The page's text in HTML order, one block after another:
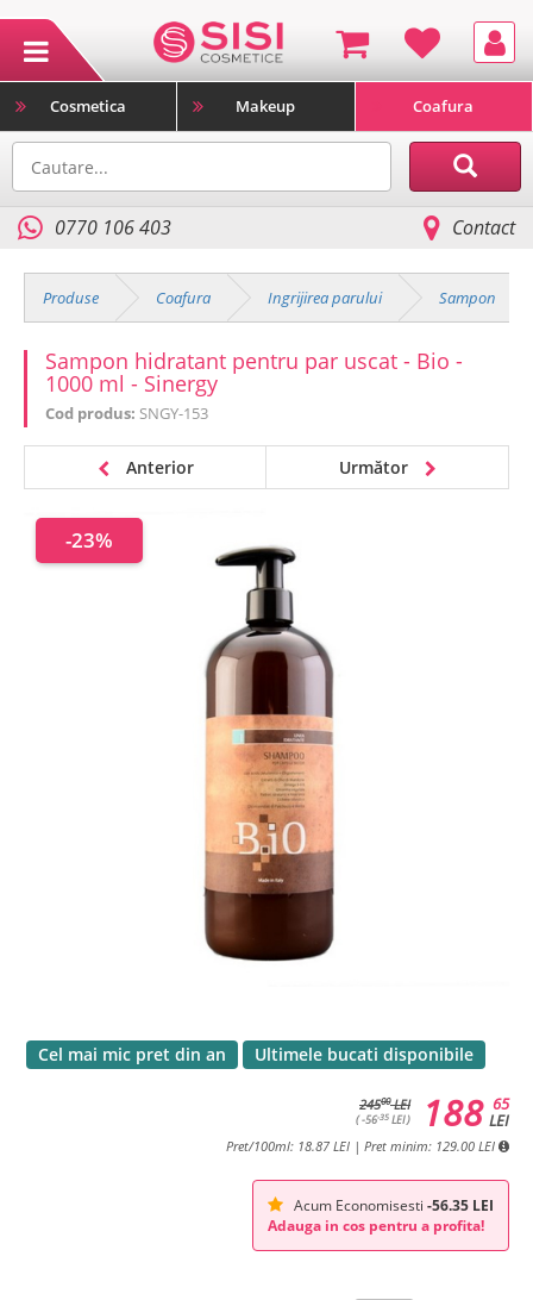
Cosmetica Makeup Coafura
0770 106 403 Contact
Produse Coafura Ingrijirea parului Sampon
Sampon hidratant pentru par uscat - Bio -
1000 ml - Sinergy
Cod produs: SNGY-153
Anterior Următor
-23%
Cel mai mic pret din an Ultimele bucati disponibile
24500LEI
( -56-35 LEI )
65
LEI
188
Pret/100ml: 18.87 LEI | Pret minim: 129.00 LEI
Acum Economisesti -56.35 LEI
Adauga in cos pentru a profita!